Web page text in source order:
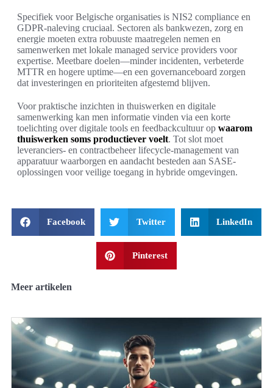
Specifiek voor Belgische organisaties is NIS2 compliance en
GDPR-naleving cruciaal. Sectoren als bankwezen, zorg en
energie moeten extra robuuste maatregelen nemen en
samenwerken met lokale managed service providers voor
expertise. Meetbare doelen—minder incidenten, verbeterde
MTTR en hogere uptime—en een governanceboard zorgen
dat investeringen en prioriteiten afgestemd blijven.
Voor praktische inzichten in thuiswerken en digitale
samenwerking kan men informatie vinden via een korte
toelichting over digitale tools en feedbackcultuur op waarom
thuiswerken soms productiever voelt. Tot slot moet
leveranciers- en contractbeheer lifecycle-management van
apparatuur waarborgen en aandacht besteden aan SASE-
oplossingen voor veilige toegang in hybride omgevingen.
Facebook Twitter LinkedIn
Pinterest
Meer artikelen